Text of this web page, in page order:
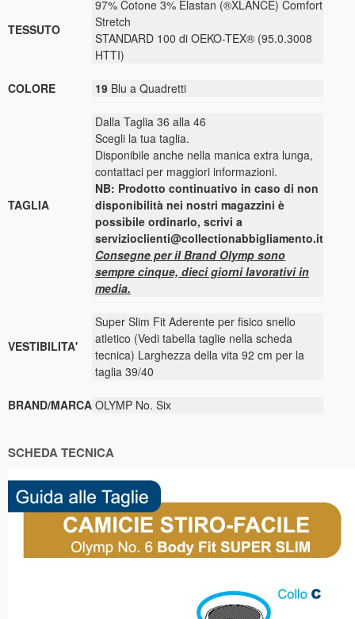
TESSUTO
97% Cotone 3% Elastan (®XLANCE) Comfort
Stretch
STANDARD 100 di OEKO-TEX® (95.0.3008
HTTI)
COLORE 19 Blu a Quadretti
TAGLIA
Dalla Taglia 36 alla 46
Scegli la tua taglia.
Disponibile anche nella manica extra lunga,
contattaci per maggiori informazioni.
NB: Prodotto continuativo in caso di non
disponibilità nei nostri magazzini è
possibile ordinarlo, scrivi a
servizioclienti@collectionabbigliamento.it
Consegne per il Brand Olymp sono
sempre cinque, dieci giorni lavorativi in
media.
VESTIBILITA'
Super Slim Fit Aderente per fisico snello
atletico (Vedi tabella taglie nella scheda
tecnica) Larghezza della vita 92 cm per la
taglia 39/40
BRAND/MARCA OLYMP No. Six
SCHEDA TECNICA